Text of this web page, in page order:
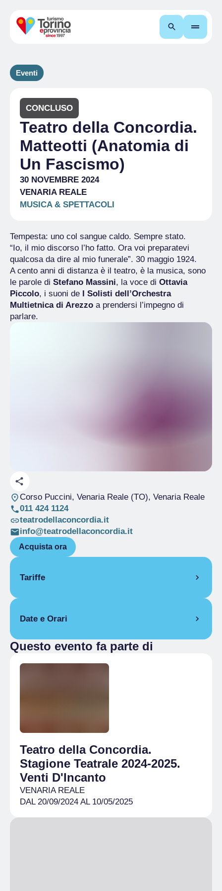
Cerca
Eventi
CONCLUSO
Teatro della Concordia.
Matteotti (Anatomia di
Un Fascismo)
30 NOVEMBRE 2024
VENARIA REALE
MUSICA & SPETTACOLI
Tempesta: uno col sangue caldo. Sempre stato.
“Io, il mio discorso l’ho fatto. Ora voi preparatevi
qualcosa da dire al mio funerale”. 30 maggio 1924.
A cento anni di distanza è il teatro, è la musica, sono
le parole di Stefano Massini, la voce di Ottavia
Piccolo, i suoni de I Solisti dell’Orchestra
Multietnica di Arezzo a prendersi l’impegno di
parlare.
Corso Puccini, Venaria Reale (TO), Venaria Reale
011 424 1124
teatrodellaconcordia.it
info@teatrodellaconcordia.it
Acquista ora
Tariffe
Ridotto
Date e Orari
30 novembre 2024
Aperto
Questo evento fa parte di
Teatro della Concordia.
Stagione Teatrale 2024-2025.
Venti D'Incanto
VENARIA REALE
DAL 20/09/2024 AL 10/05/2025